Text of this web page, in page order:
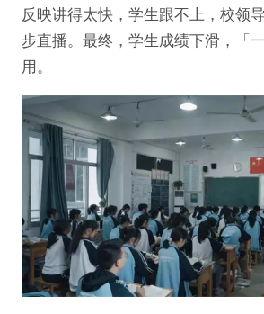
反映讲得太快，学生跟不上，校领
步直播。最终，学生成绩下滑，「
用。